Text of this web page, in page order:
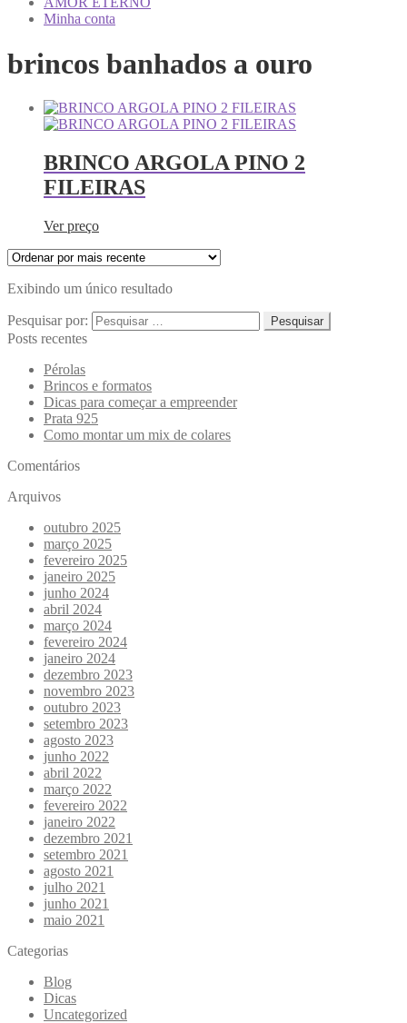
Minha conta
brincos banhados a ouro
BRINCO ARGOLA PINO 2
FILEIRAS
Ver preço
Exibindo um único resultado
Pesquisar por:
Posts recentes
Pérolas
Brincos e formatos
Dicas para começar a empreender
Prata 925
Como montar um mix de colares
Comentários
Arquivos
outubro 2025
março 2025
fevereiro 2025
janeiro 2025
junho 2024
abril 2024
março 2024
fevereiro 2024
janeiro 2024
dezembro 2023
novembro 2023
outubro 2023
setembro 2023
agosto 2023
junho 2022
abril 2022
março 2022
fevereiro 2022
janeiro 2022
dezembro 2021
setembro 2021
agosto 2021
julho 2021
junho 2021
maio 2021
Categorias
Blog
Dicas
Uncategorized